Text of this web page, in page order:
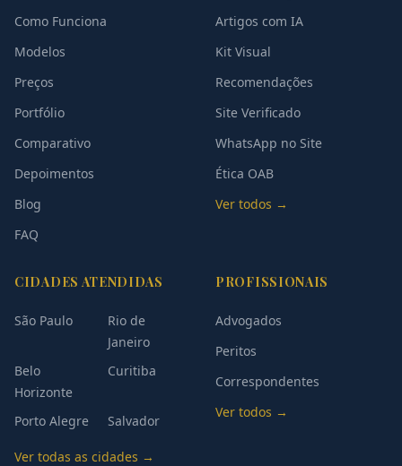
Como Funciona
Modelos
Preços
Portfólio
Comparativo
Depoimentos
Blog
FAQ
Artigos com IA
Kit Visual
Recomendações
Site Verificado
WhatsApp no Site
Ética OAB
Ver todos →
CIDADES ATENDIDAS
São Paulo
Rio de
Janeiro
Belo
Horizonte
Curitiba
Porto Alegre Salvador
Ver todas as cidades →
PROFISSIONAIS
Advogados
Peritos
Correspondentes
Ver todos →